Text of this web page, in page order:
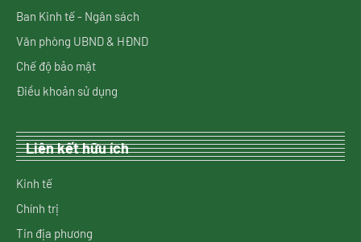
Ban Kinh tế - Ngân sách
Văn phòng UBND & HĐND
Chế độ bảo mật
Điều khoản sử dụng
Liên kết hữu ích
Kinh tế
Chính trị
Tin địa phương